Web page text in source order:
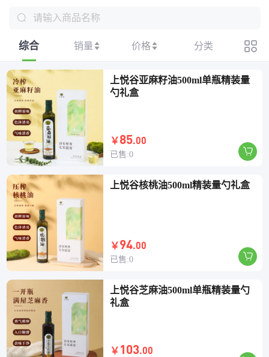
请输入商品名称
综合 销量 价格 分类
上悦谷亚麻籽油500ml单瓶精装量
勺礼盒
￥85.00
已售:0
上悦谷核桃油500ml精装量勺礼盒
￥94.00
已售:0
上悦谷芝麻油500ml单瓶精装量勺
礼盒
￥ 103.00